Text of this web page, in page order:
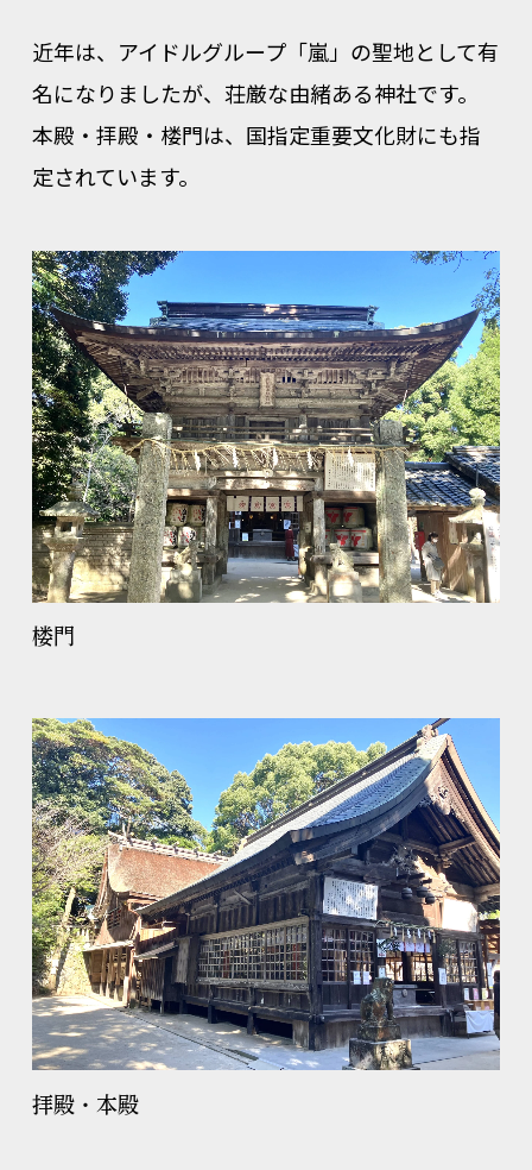
近年は、アイドルグループ「嵐」の聖地として有
名になりましたが、荘厳な由緒ある神社です。
本殿・拝殿・楼門は、国指定重要文化財にも指
定されています。
楼門
拝殿・本殿